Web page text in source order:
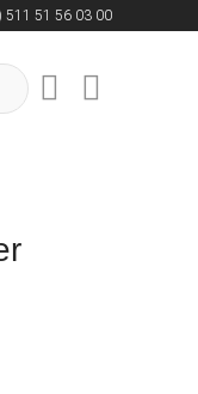
511 51 56 03 00